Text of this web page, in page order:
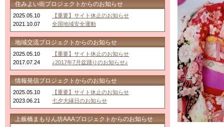
住みよい街プロジェクトからのお知らせ
2025.05.10
【重要】サイト休止のお知らせ
2021.10.07
全国地域安全運動
地域交流プロジェクトからのお知らせ
2025.05.10
【重要】サイト休止のお知らせ
2017.07.24
♪2017年7月盆踊りのお知らせ♪
情報発信プロジェクトからのお知らせ
2025.05.10
【重要】サイト休止のお知らせ
2023.06.21
七夕大縁日のお知らせ
上板橋まもりん坊AAAプロジェクトからのお知らせ